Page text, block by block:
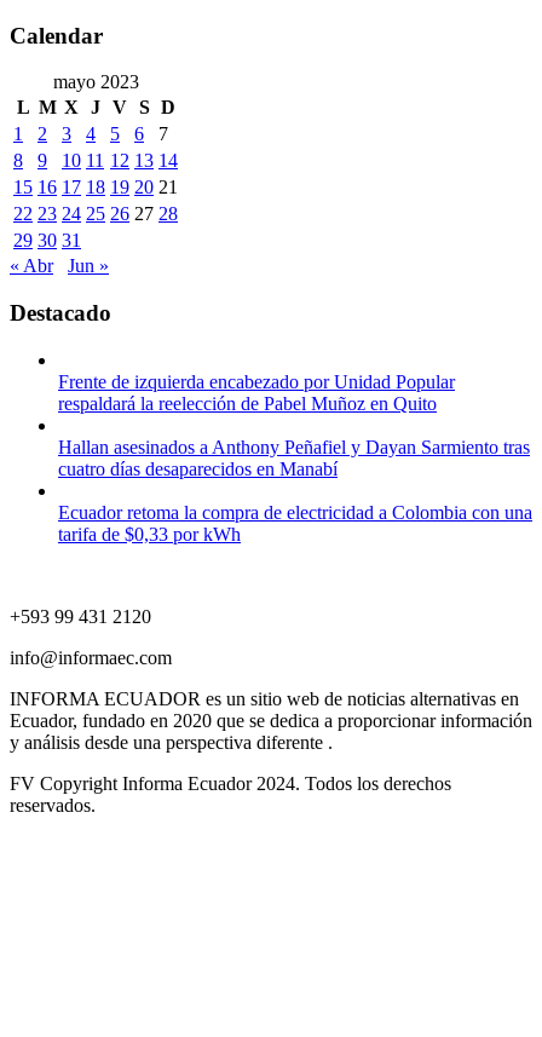
Calendar
mayo 2023
L M X J V S D
1
2 3 4 5 6
7
8
9 10 11 12 13 14
15 16 17 18 19 20 21
22 23 24 25 26 27 28
29 30 31
« Abr
Jun »
Destacado
Frente de izquierda encabezado por Unidad Popular
respaldará la reelección de Pabel Muñoz en Quito
Hallan asesinados a Anthony Peñafiel y Dayan Sarmiento tras
cuatro días desaparecidos en Manabí
Ecuador retoma la compra de electricidad a Colombia con una
tarifa de $0,33 por kWh
+593 99 431 2120
info@informaec.com
INFORMA ECUADOR es un sitio web de noticias alternativas en
Ecuador, fundado en 2020 que se dedica a proporcionar información
y análisis desde una perspectiva diferente .
FV Copyright Informa Ecuador 2024. Todos los derechos
reservados.